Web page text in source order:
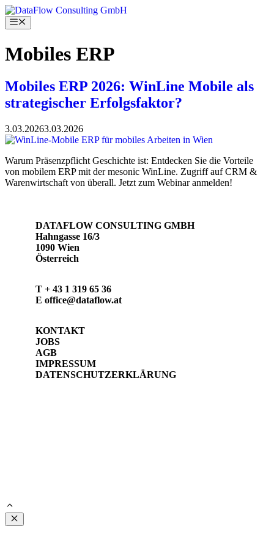
Skip
to
content
Menu
Mobiles ERP
Mobiles ERP 2026: WinLine Mobile als
strategischer Erfolgsfaktor?
3.03.20263.03.2026
Warum Präsenzpflicht Geschichte ist: Entdecken Sie die Vorteile
von mobilem ERP mit der mesonic WinLine. Zugriff auf CRM &
Warenwirtschaft von überall. Jetzt zum Webinar anmelden!
DATAFLOW CONSULTING GMBH
Hahngasse 16/3
1090 Wien
Österreich
T + 43 1 319 65 36
E office@dataflow.at
KONTAKT
JOBS
AGB
IMPRESSUM
DATENSCHUTZERKLÄRUNG
Close